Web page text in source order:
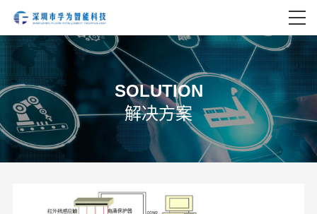
SOLUTION
解决方案